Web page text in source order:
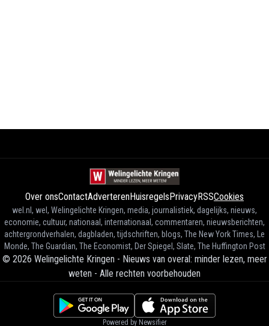
Over onsContactAdverterenHuisregels PrivacyRSSCookies
wel.nl, wel, Welingelichte Kringen, media, journalistiek, dagelijks, nieuws,
economie, cultuur, nationaal, internationaal, commentaren, nieuwsberichten,
achtergrondverhalen, dagbladen, tijdschriften, blogs, The New York Times, Le
Monde, The Guardian, The Economist, Der Spiegel, Slate, The Huffington Post
© 2026 Welingelichte Kringen - Nieuws van overal: minder lezen, meer
weten - Alle rechten voorbehouden
Powered by Newsifier